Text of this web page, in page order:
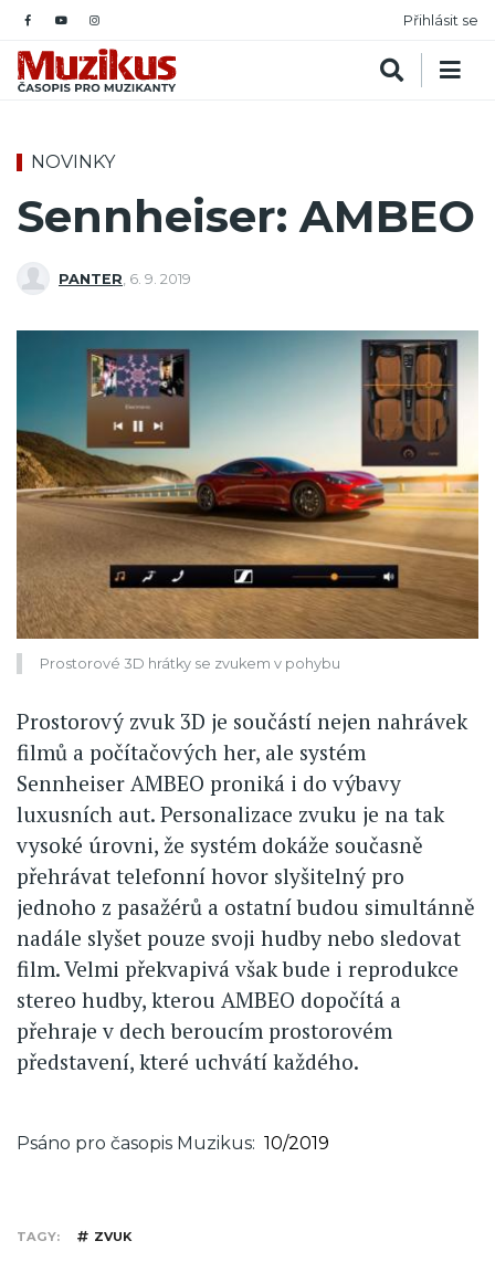
Přihlásit se
NOVINKY
Sennheiser: AMBEO
PANTER 6. 9. 2019
Prostorové 3D hrátky se zvukem v pohybu
Prostorový zvuk 3D je součástí nejen nahrávek
filmů a počítačových her, ale systém
Sennheiser AMBEO proniká i do výbavy
luxusních aut. Personalizace zvuku je na tak
vysoké úrovni, že systém dokáže současně
přehrávat telefonní hovor slyšitelný pro
jednoho z pasažérů a ostatní budou simultánně
nadále slyšet pouze svoji hudby nebo sledovat
film. Velmi překvapivá však bude i reprodukce
stereo hudby, kterou AMBEO dopočítá a
přehraje v dech beroucím prostorovém
představení, které uchvátí každého.
Psáno pro časopis Muzikus 10/2019
TAGY ZVUK